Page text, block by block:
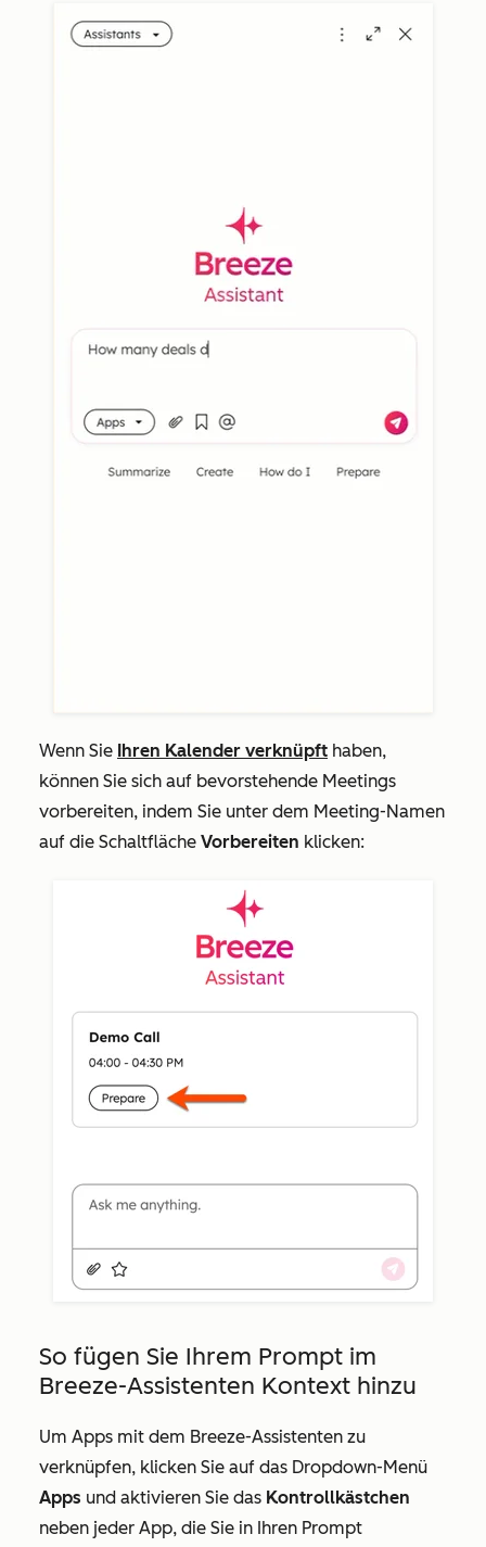
Wenn Sie Ihren Kalender verknüpft haben,
können Sie sich auf bevorstehende Meetings
vorbereiten, indem Sie unter dem Meeting-Namen
auf die Schaltfläche Vorbereiten klicken:
So fügen Sie Ihrem Prompt im
Breeze-Assistenten Kontext hinzu
Um Apps mit dem Breeze-Assistenten zu
verknüpfen, klicken Sie auf das Dropdown-Menü
Apps und aktivieren Sie das Kontrollkästchen
neben jeder App, die Sie in Ihren Prompt